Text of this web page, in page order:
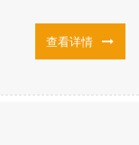
查看详情